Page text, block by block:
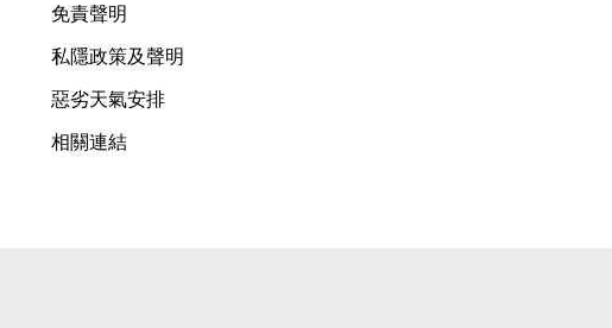
免責聲明
私隱政策及聲明
惡劣天氣安排
相關連結